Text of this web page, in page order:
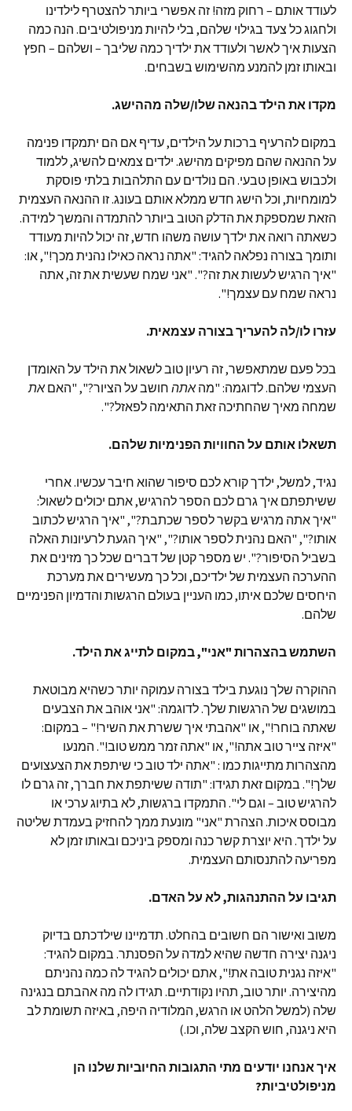
לעודד אותם – רחוק מזה! זה אפשרי ביותר להצטרף לילדינו
ולחגוג כל צעד בגילוי שלהם, בלי להיות מניפולטיבים. הנה כמה
הצעות איך לאשר ולעודד את ילדיך כמה שליבך – ושלהם – חפץ
ובאותו זמן להמנע מהשימוש בשבחים.
מקדו את הילד בהנאה שלו/שלה מההישג.
במקום להרעיף ברכות על הילדים, עדיף אם הם יתמקדו פנימה
על ההנאה שהם מפיקים מהישג. ילדים צמאים להשיג, ללמוד
ולכבוש באופן טבעי. הם נולדים עם התלהבות בלתי פוסקת
למומחיות, וכל הישג חדש ממלא אותם בעונג. זו ההנאה העצמית
הזאת שמספקת את הדלק הטוב ביותר להתמדה והמשך למידה.
כשאתה רואה את ילדך עושה משהו חדש, זה יכול להיות מעודד
ותומך בצורה נפלאה להגיד: "אתה נראה כאילו נהנית מכך!", או:
"איך הרגיש לעשות את זה?". "אני שמח שעשית את זה, אתה
נראה שמח עם עצמך!".
עזרו לו/לה להעריך בצורה עצמאית.
בכל פעם שמתאפשר, זה רעיון טוב לשאול את הילד על האומדן
העצמי שלהם. לדוגמה: "מהאתה חושב על הציור?", "האםאת
שמחה מאיך שהחתיכה זאת התאימה לפאזל?".
תשאלו אותם על החוויות הפנימיות שלהם.
נגיד, למשל, ילדך קורא לכם סיפור שהוא חיבר עכשיו. אחרי
ששיתפתם איך גרם לכם הספר להרגיש, אתם יכולים לשאול:
"איך אתה מרגיש בקשר לספר שכתבת?", "איך הרגיש לכתוב
אותו?", "האם נהנית לספר אותו?", "איך הגעת לרעיונות האלה
בשביל הסיפור?". יש מספר קטן של דברים שכל כך מזינים את
ההערכה העצמית של ילדיכם, וכל כך מעשירים את מערכת
היחסים שלכם איתו, כמו העניין בעולם הרגשות והדמיון הפנימיים
שלהם.
השתמש בהצהרות "אני", במקום לתייג את הילד.
ההוקרה שלך נוגעת בילד בצורה עמוקה יותר כשהיא מבוטאת
במושגים של הרגשות שלך. לדוגמה: "אני אוהב את הצבעים
שאתה בוחר!", או "אהבתי איך ששרת את השיר!" – במקום:
"איזה צייר טוב אתה!", או "אתה זמר ממש טוב!". המנעו
מהצהרות מתייגות כמו : "אתה ילד טוב כי שיתפת את הצעצועים
שלך!". במקום זאת תגידו: "תודה ששיתפת את חברך, זה גרם לו
להרגיש טוב – וגם לי". התמקדו ברגשות, לא בתיוג ערכי או
מבוסס איכות. הצהרת "אני" מונעת ממך להחזיק בעמדת שליטה
על ילדך. היא יוצרת קשר כנה ומספק ביניכם ובאותו זמן לא
מפריעה להתנסותם העצמית.
תגיבו על ההתנהגות, לא על האדם.
משוב ואישור הם חשובים בהחלט. תדמיינו שילדכתם בדיוק
ניגנה יצירה חדשה שהיא למדה על הפסנתר. במקום להגיד:
"איזה נגנית טובה את!", אתם יכולים להגיד לה כמה נהניתם
מהיצירה. יותר טוב, תהיו נקודתיים. תגידו לה מה אהבתם בנגינה
שלה (למשל הלהט או הרגש, המלודיה היפה, באיזה תשומת לב
היא ניגנה, חוש הקצב שלה, וכו.)
איך אנחנו יודעים מתי התגובות החיוביות שלנו הן
מניפולטיביות?